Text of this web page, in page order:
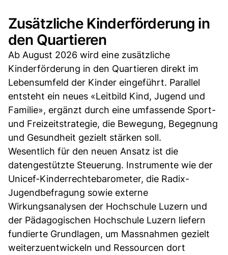
Zusätzliche Kinderförderung in
den Quartieren
Ab August 2026 wird eine zusätzliche
Kinderförderung in den Quartieren direkt im
Lebensumfeld der Kinder eingeführt. Parallel
entsteht ein neues «Leitbild Kind, Jugend und
Familie», ergänzt durch eine umfassende Sport-
und Freizeitstrategie, die Bewegung, Begegnung
und Gesundheit gezielt stärken soll.
Wesentlich für den neuen Ansatz ist die
datengestützte Steuerung. Instrumente wie der
Unicef-Kinderrechtebarometer, die Radix-
Jugendbefragung sowie externe
Wirkungsanalysen der Hochschule Luzern und
der Pädagogischen Hochschule Luzern liefern
fundierte Grundlagen, um Massnahmen gezielt
weiterzuentwickeln und Ressourcen dort